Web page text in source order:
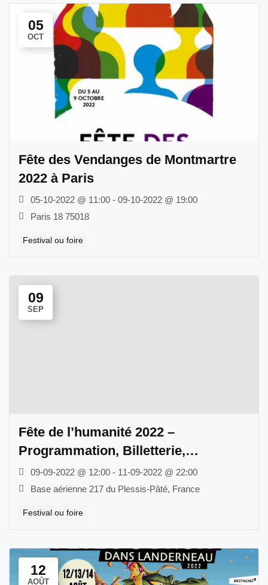
05
OCT
Fête des Vendanges de Montmartre
2022 à Paris
05-10-2022 @ 11:00 - 09-10-2022 @ 19:00
Paris 18 75018
Festival ou foire
09
SEP
Fête de l’humanité 2022 –
Programmation, Billetterie,
Information nécessaire
09-09-2022 @ 12:00 - 11-09-2022 @ 22:00
Base aérienne 217 du Plessis-Pâté, France
Festival ou foire
12
AOÛT